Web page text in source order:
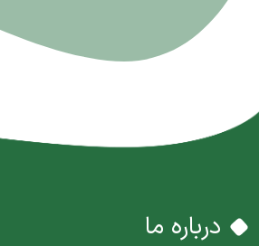
درباره ما